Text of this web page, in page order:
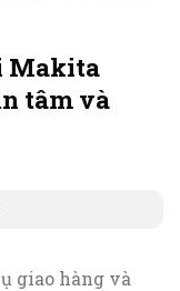
Makita
tâm và
giao hàng và